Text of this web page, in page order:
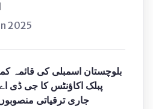
2025
بلوچستان اسمبلی کی قائمہ
پبلک اکاؤنٹس کا جی ڈی
جاری ترقیاتی